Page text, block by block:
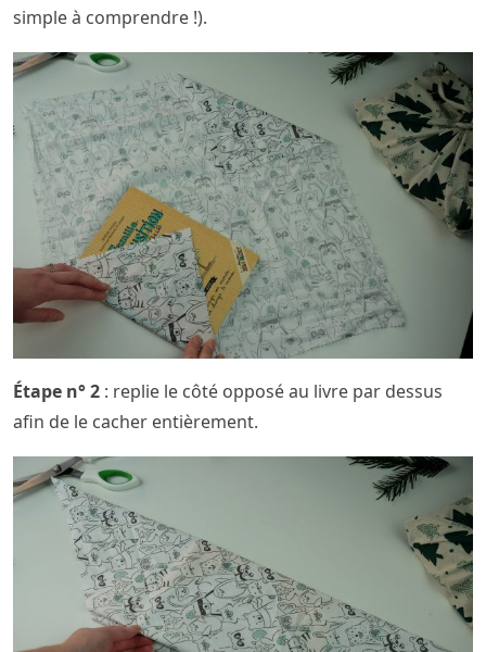
simple à comprendre !).
Étape n° 2 : replie le côté opposé au livre par dessus
afin de le cacher entièrement.